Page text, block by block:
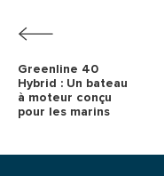
Greenline 40
Hybrid : Un bateau
à moteur conçu
pour les marins